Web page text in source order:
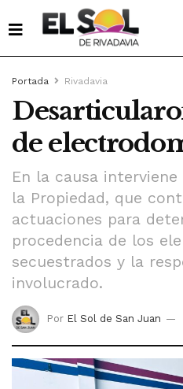
Portada Rivadavia
de
En la causa
la Propiedad, que
actuaciones para
procedencia de los
secuestrados y la
involucrado.
Por El Sol de San Juan